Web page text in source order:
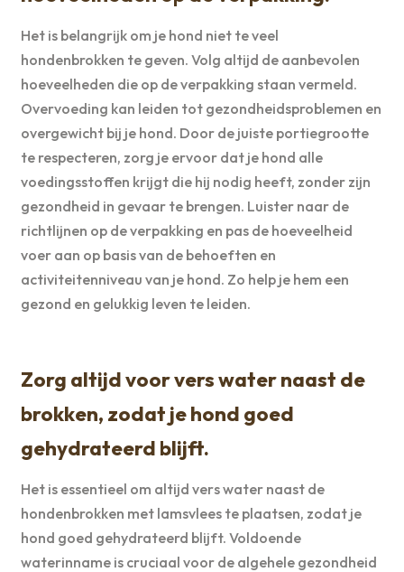
Het is belangrijk om je hond niet te veel
hondenbrokken te geven. Volg altijd de aanbevolen
hoeveelheden die op de verpakking staan vermeld.
Overvoeding kan leiden tot gezondheidsproblemen en
overgewicht bij je hond. Door de juiste portiegrootte
te respecteren, zorg je ervoor dat je hond alle
voedingsstoffen krijgt die hij nodig heeft, zonder zijn
gezondheid in gevaar te brengen. Luister naar de
richtlijnen op de verpakking en pas de hoeveelheid
voer aan op basis van de behoeften en
activiteitenniveau van je hond. Zo help je hem een
gezond en gelukkig leven te leiden.
Zorg altijd voor vers water naast de
brokken, zodat je hond goed
gehydrateerd blijft.
Het is essentieel om altijd vers water naast de
hondenbrokken met lamsvlees te plaatsen, zodat je
hond goed gehydrateerd blijft. Voldoende
waterinname is cruciaal voor de algehele gezondheid